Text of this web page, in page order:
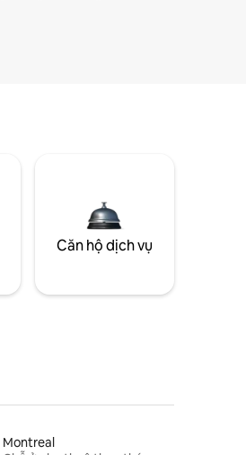
Căn hộ dịch vụ
Montreal